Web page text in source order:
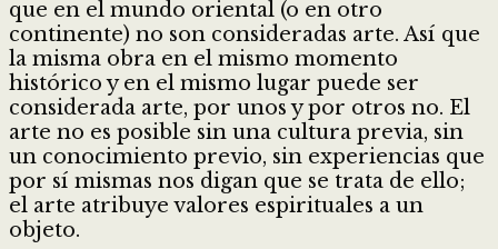
que en el mundo oriental (o en otro
continente) no son consideradas arte. Así que
la misma obra en el mismo momento
histórico y en el mismo lugar puede ser
considerada arte, por unos y por otros no. El
arte no es posible sin una cultura previa, sin
un conocimiento previo, sin experiencias que
por sí mismas nos digan que se trata de ello;
el arte atribuye valores espirituales a un
objeto.